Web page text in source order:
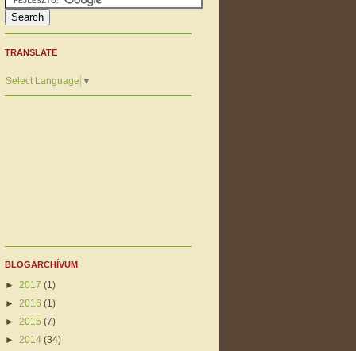
TRANSLATE
Select Language ▼
BLOGARCHÍVUM
► 2017 (1)
► 2016 (1)
► 2015 (7)
► 2014 (34)